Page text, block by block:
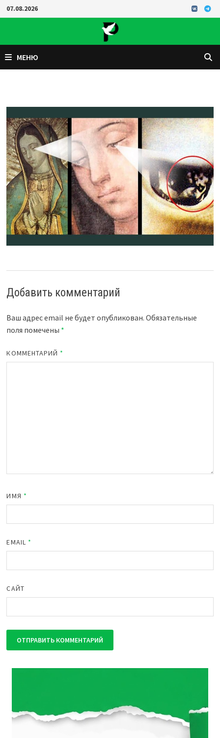
Перейти
к
07.08.2026
МЕНЮ
Добавить комментарий
Ваш адрес email не будет опубликован. Обязательные
поля помечены *
КОММЕНТАРИЙ *
ИМЯ *
EMAIL *
САЙТ